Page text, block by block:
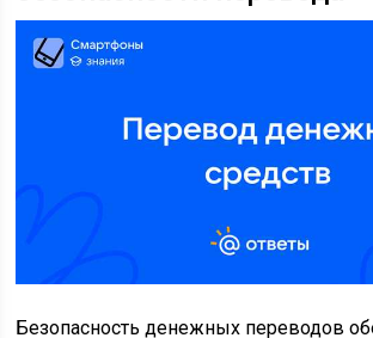
Безопасность денежных переводов